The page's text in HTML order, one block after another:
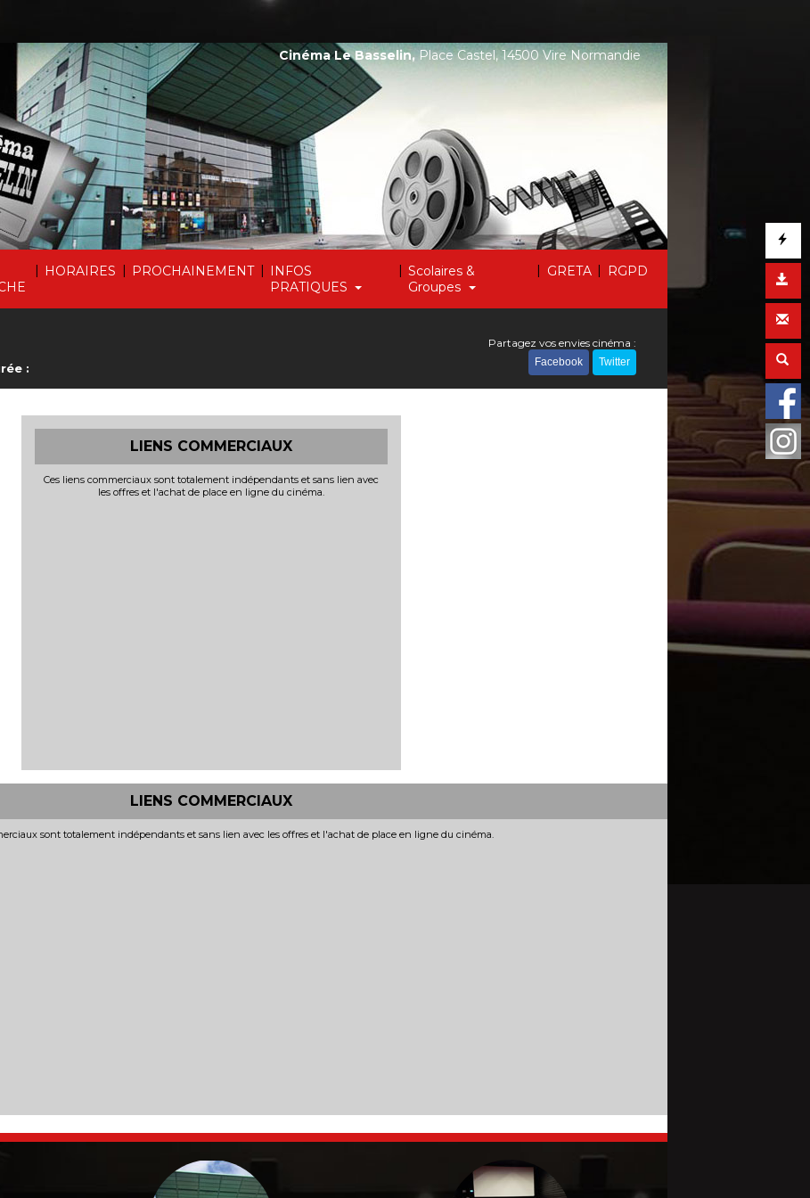
| HORAIRES | PROCHAINEMENT | INFOS
PRATIQUES
| Scolaires &
Groupes
| GRETA | RGPD
Cinéma Le Basselin,Place Castel, 14500 Vire Normandie
:
Partagez vos envies cinéma :
Facebook Twitter
LIENS COMMERCIAUX
Ces liens commerciaux sont totalement indépendants et sans lien avec
les offres et l'achat de place en ligne du cinéma.
LIENS COMMERCIAUX
sont totalement indépendants et sans lien avec les offres et l'achat de place en ligne du cinéma.